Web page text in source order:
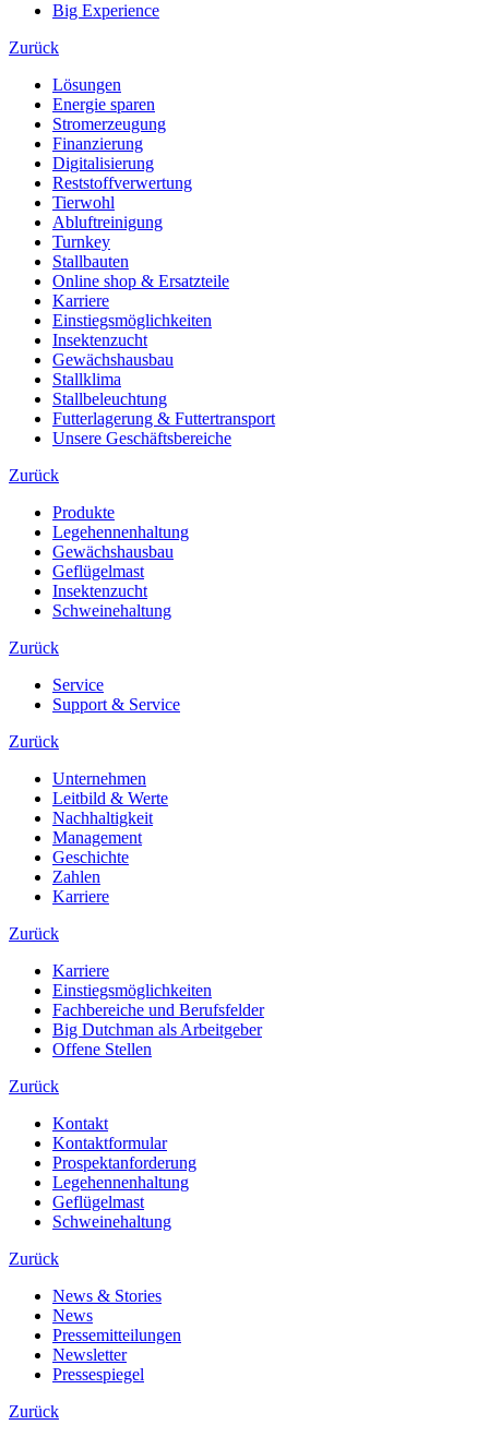
Big Experience
Zurück
Lösungen
Energie sparen
Stromerzeugung
Finanzierung
Digitalisierung
Reststoffverwertung
Tierwohl
Abluftreinigung
Turnkey
Stallbauten
Online shop & Ersatzteile
Karriere
Einstiegsmöglichkeiten
Insektenzucht
Gewächshausbau
Stallklima
Stallbeleuchtung
Futterlagerung & Futtertransport
Unsere Geschäftsbereiche
Zurück
Produkte
Legehennenhaltung
Gewächshausbau
Geflügelmast
Insektenzucht
Schweinehaltung
Zurück
Service
Support & Service
Zurück
Unternehmen
Leitbild & Werte
Nachhaltigkeit
Management
Geschichte
Zahlen
Karriere
Zurück
Karriere
Einstiegsmöglichkeiten
Fachbereiche und Berufsfelder
Big Dutchman als Arbeitgeber
Offene Stellen
Zurück
Kontakt
Kontaktformular
Prospektanforderung
Legehennenhaltung
Geflügelmast
Schweinehaltung
Zurück
News & Stories
News
Pressemitteilungen
Newsletter
Pressespiegel
Zurück